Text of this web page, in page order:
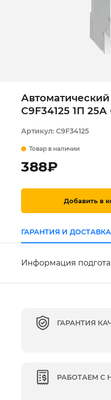
C9F34125 1П
Артикул: C9F34125
Товар в наличии
388₽
Добавить в
ГАРАНТИЯ И ДОСТАВКА
Информация
ГАРАНТИЯ
РАБОТАЕМ С